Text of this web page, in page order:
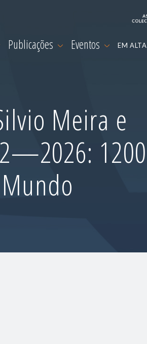
Publicações Eventos EM ALTA
Meira e
1200